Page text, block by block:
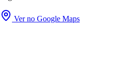
Ver no Google Maps